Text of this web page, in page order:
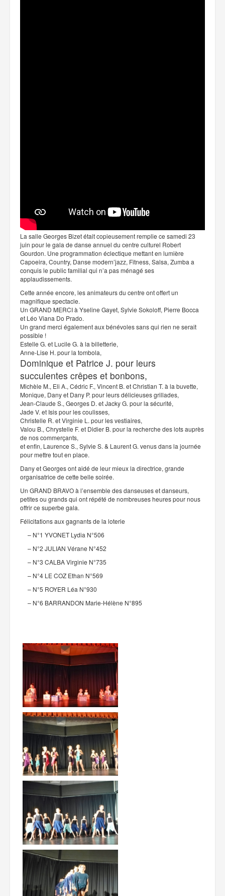
La salle Georges Bizet était copieusement remplie ce samedi 23
juin pour le gala de danse annuel du centre culturel Robert
Gourdon. Une programmation éclectique mettant en lumière
Capoeira, Country, Danse modern’jazz, Fitness, Salsa, Zumba a
conquis le public familial qui n’a pas ménagé ses
applaudissements.
Cette année encore, les animateurs du centre ont offert un
magnifique spectacle.
Un GRAND MERCI à Yseline Gayet, Sylvie Sokoloff, Pierre Bocca
et Léo Viana Do Prado.
Un grand merci également aux bénévoles sans qui rien ne serait
possible !
Estelle G. et Lucile G. à la billetterie,
Anne-Lise H. pour la tombola,
Dominique et Patrice J. pour leurs
succulentes crêpes et bonbons,
Michèle M., Eli A., Cédric F., Vincent B. et Christian T. à la buvette,
Monique, Dany et Dany P. pour leurs délicieuses grillades,
Jean-Claude S., Georges D. et Jacky G. pour la sécurité,
Jade V. et Isis pour les coulisses,
Christelle R. et Virginie L. pour les vestiaires,
Valou B., Chrystelle F. et Didier B. pour la recherche des lots auprès
de nos commerçants,
et enfin, Laurence S., Sylvie S. & Laurent G. venus dans la journée
pour mettre tout en place.
Dany et Georges ont aidé de leur mieux la directrice, grande
organisatrice de cette belle soirée.
Un GRAND BRAVO à l’ensemble des danseuses et danseurs,
petites ou grands qui ont répété de nombreuses heures pour nous
offrir ce superbe gala.
Félicitations aux gagnants de la loterie
– N°1 YVONET Lydia N°506
– N°2 JULIAN Vérane N°452
– N°3 CALBA Virginie N°735
– N°4 LE COZ Ethan N°569
– N°5 ROYER Léa N°930
– N°6 BARRANDON Marie-Hélène N°895